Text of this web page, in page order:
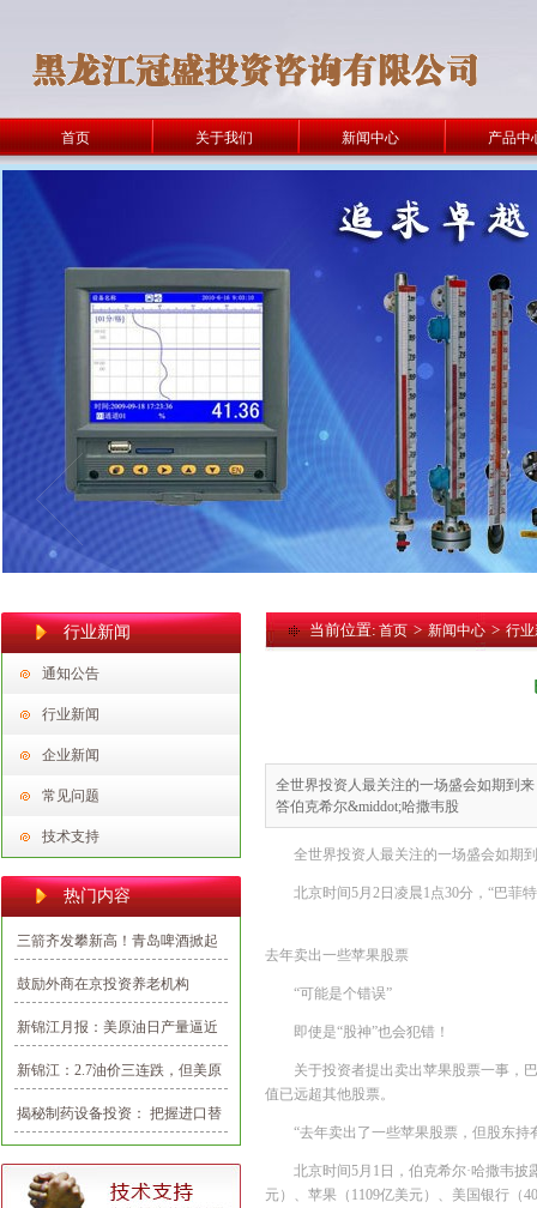
首页 关于我们 新闻中心 产品中
行业新闻
通知公告
行业新闻
企业新闻
常见问题
技术支持
热门内容
三箭齐发攀新高！青岛啤酒掀起
2020首批投资建设新热潮
鼓励外商在京投资养老机构
新锦江月报：美原油日产量逼近
千一大关，油价整体看多
新锦江：2.7油价三连跌，但美原
油期货多空仍未见分晓
揭秘制药设备投资： 把握进口替
代和产业整合机会
当前位置:首页>新闻中心>行
全世界投资人最关注的一场盛会如期到
答伯克希尔&middot;哈撒韦股
全世界投资人最关注的一场盛会如期
北京时间5月2日凌晨1点30分，“巴菲
去年卖出一些苹果股票
“可能是个错误”
即使是“股神”也会犯错！
关于投资者提出卖出苹果股票一事，
值已远超其他股票。
“去年卖出了一些苹果股票，但股东持
北京时间5月1日，伯克希尔·哈撒韦
元）、苹果（1109亿美元）、美国银行（